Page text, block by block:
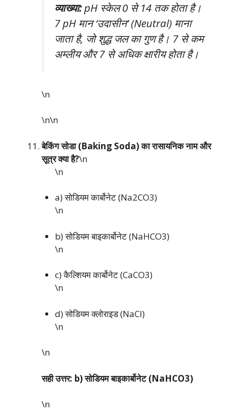
व्याख्या:pH स्केल 0 से 14 तक होता है।
7 pH मान ‘उदासीन’ (Neutral) माना
जाता है, जो शुद्ध जल का गुण है। 7 से कम
अम्लीय और 7 से अधिक क्षारीय होता है।
\n
\n\n
बेकिंग सोडा (Baking Soda) का रासायनिक नाम और
सूत्र क्या है?\n
\n
a) सोडियम कार्बोनेट (Na2CO3)
\n
b) सोडियम बाइकार्बोनेट (NaHCO3)
\n
c) कैल्शियम कार्बोनेट (CaCO3)
\n
d) सोडियम क्लोराइड (NaCl)
\n
\n
सही उत्तर: b) सोडियम बाइकार्बोनेट (NaHCO3)
\n